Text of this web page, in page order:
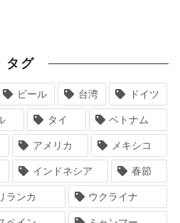
タグ
ビール 台湾 ドイツ
タイ ベトナム
アメリカ メキシコ
インドネシア 春節
ランカ ウクライナ